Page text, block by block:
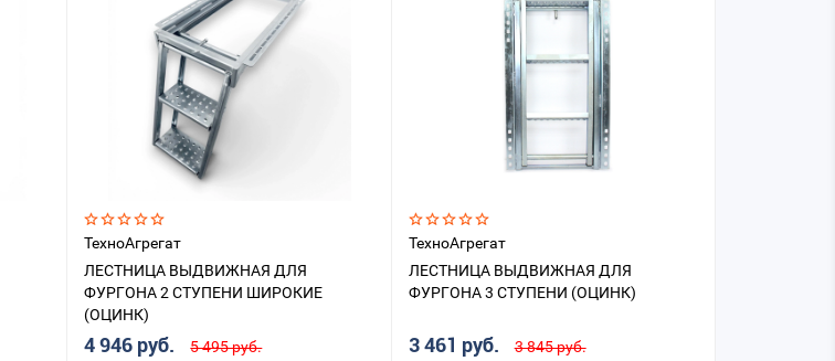
ТехноАгрегат
ЛЕСТНИЦА ВЫДВИЖНАЯ ДЛЯ
ФУРГОНА 2 СТУПЕНИ ШИРОКИЕ
(ОЦИНК)
4 946 руб. 5 495 руб.
ТехноАгрегат
ЛЕСТНИЦА ВЫДВИЖНАЯ ДЛЯ
ФУРГОНА 3 СТУПЕНИ (ОЦИНК)
3 461 руб. 3 845 руб.